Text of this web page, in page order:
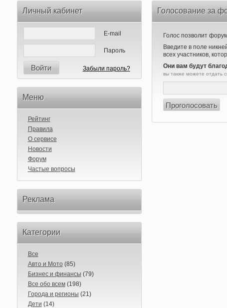
Личный кабинет
E-mail
Пароль
Войти Забыли пароль?
Меню
Рейтинг
Правила
О сервисе
Новости
Форум
Частые вопросы
Реклама
Категории
Все
Авто и Мото(85)
Бизнес и финансы (79)
Все обо всем(198)
Города и регионы (21)
Дети (14)
Голосование за
Голос позволит
Введите в поле
всех участников,
Они вам будут
вы также можете отдать